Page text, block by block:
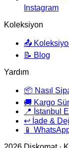
Instagram
Koleksiyon
📤
📝 Blog
Yardım
📦 Nasıl
🚚 Kargo
📍 İstanbul
↩️ İade &
📱